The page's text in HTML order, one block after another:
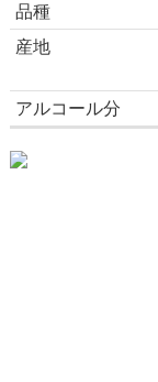
品種
産地
アルコール分